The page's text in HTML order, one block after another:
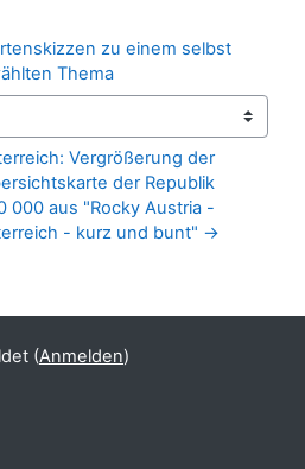
zu einem selbst
Thema
Vergrößerung der
der Republik
000 aus "Rocky Austria -
- kurz und bunt" →
(Anmelden)